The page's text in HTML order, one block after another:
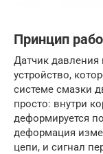
Принцип
Датчик
устройство,
системе смазки
просто: внутри
деформируется
деформация
цепи, и сигнал